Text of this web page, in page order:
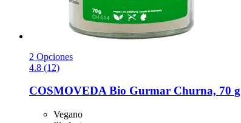
2 Opciones
4.8 (12)
COSMOVEDABio Gurmar Churna, 70 g
Vegano